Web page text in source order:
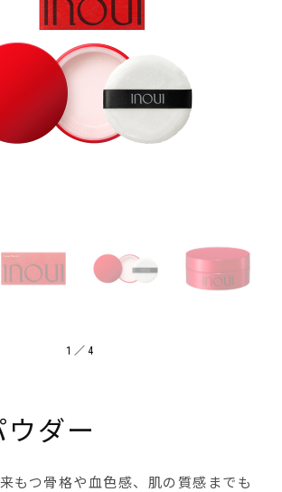
1 ／ 4
ウダー
もつ骨格や血色感、肌の質感までも